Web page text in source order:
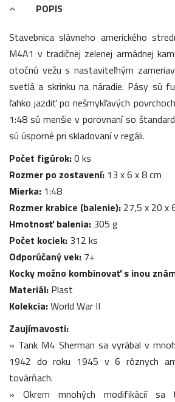
POPIS
Stavebnica slávneho amerického
M4A1 v tradičnej zelenej armádnej
otočnú vežu s nastaviteľným
svetlá a skrinku na náradie. Pásy sú
ľahko jazdiť po nešmykľavých
1:48 sú menšie v porovnaní so
sú úsporné pri skladovaní v regáli.
Počet figúrok:0 ks
Rozmer po zostavení: 13 x 6 x 8 cm
Mierka: 1:48
Rozmer krabice (balenie): 27,5 x 20 x
Hmotnosť balenia: 305 g
Počet kociek: 312 ks
Odporúčaný vek: 7+
Kocky možno kombinovať s inou
Materiál: Plast
Kolekcia:World War II
Zaujímavosti:
» Tank M4 Sherman sa vyrábal v
1942 do roku 1945 v 6 rôznych
továrňach.
» Okrem mnohých modifikácií